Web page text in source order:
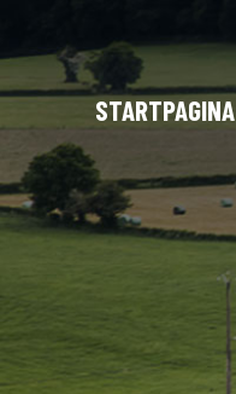
STARTPAGINA